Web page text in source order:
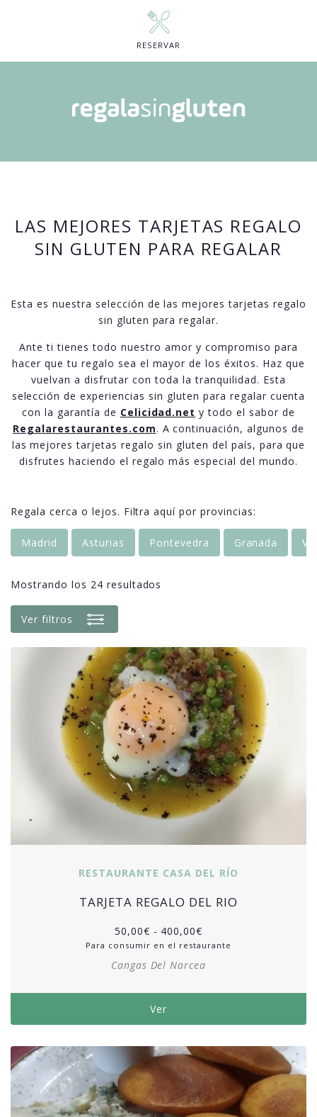
RESERVAR
LAS MEJORES TARJETAS REGALO
SIN GLUTEN PARA REGALAR
Esta es nuestra selección de las mejores tarjetas regalo
sin gluten para regalar.
Ante ti tienes todo nuestro amor y compromiso para
hacer que tu regalo sea el mayor de los éxitos. Haz que
vuelvan a disfrutar con toda la tranquilidad. Esta
selección de experiencias sin gluten para regalar cuenta
con la garantía de Celicidad.net y todo el sabor de
Regalarestaurantes.com. A continuación, algunos de
las mejores tarjetas regalo sin gluten del país, para que
disfrutes haciendo el regalo más especial del mundo.
Regala cerca o lejos. Filtra aquí por provincias:
Madrid Asturias Pontevedra Granada
Mostrando los 24 resultados
Ver filtros
RESTAURANTE CASA DEL RÍO
TARJETA REGALO DEL RIO
50,00€ - 400,00€
Para consumir en el restaurante
Cangas Del Narcea
Ver